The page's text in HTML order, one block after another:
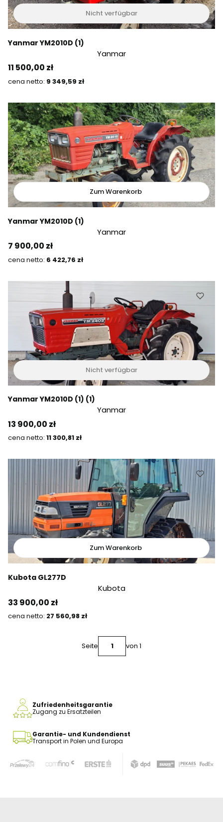
Nicht verfügbar
Yanmar YM2010D (1)
Yanmar
Preis
11 500,00 zł
Preis
9 349,59 zł
Zum Warenkorb
Yanmar YM2010D (1)
Yanmar
Preis
7 900,00 zł
Preis
6 422,76 zł
Nicht verfügbar
Yanmar YM2010D (1) (1)
Yanmar
Preis
13 900,00 zł
Preis
11 300,81 zł
Zum Warenkorb
Kubota GL277D
Kubota
Preis
33 900,00 zł
Preis
27 560,98 zł
Seite von 1
Zufriedenheitsgarantie
Zugang zu Ersatzteilen
Garantie- und Kundendienst
Transport in Polen und Europa